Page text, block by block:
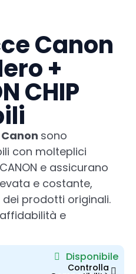
Canon
+
CHIP
sono
con molteplici
e assicurano
e costante,
prodotti originali.
e
Disponibile
Controlla